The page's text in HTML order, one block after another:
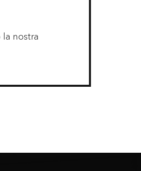
nostra